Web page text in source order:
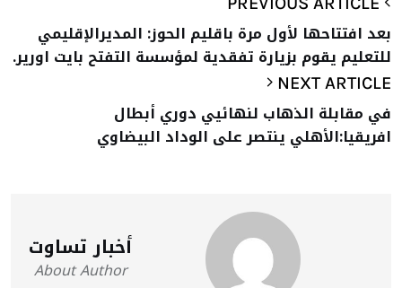
بعد افتتاحها لأول مرة باقليم الحوز: المديرالإقليمي
للتعليم يقوم بزيارة تفقدية لمؤسسة التفتح بايت اورير.
NEXT ARTICLE
في مقابلة الذهاب لنهائيي دوري أبطال
افريقيا:الأهلي ينتصر على الوداد البيضاوي
أخبار تساوت
About Author